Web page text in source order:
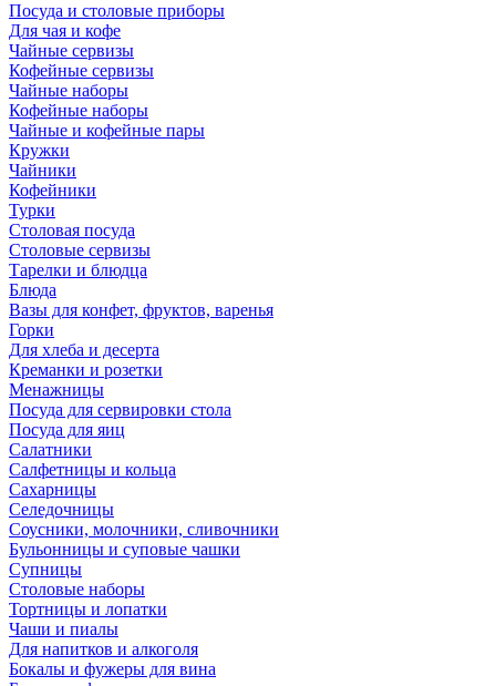
Посуда и столовые приборы
Для чая и кофе
Чайные сервизы
Кофейные сервизы
Чайные наборы
Кофейные наборы
Чайные и кофейные пары
Кружки
Чайники
Кофейники
Турки
Столовая посуда
Столовые сервизы
Тарелки и блюдца
Блюда
Вазы для конфет, фруктов, варенья
Горки
Для хлеба и десерта
Креманки и розетки
Менажницы
Посуда для сервировки стола
Посуда для яиц
Салатники
Салфетницы и кольца
Сахарницы
Селедочницы
Соусники, молочники, сливочники
Бульонницы и суповые чашки
Супницы
Столовые наборы
Тортницы и лопатки
Чаши и пиалы
Для напитков и алкоголя
Бокалы и фужеры для вина